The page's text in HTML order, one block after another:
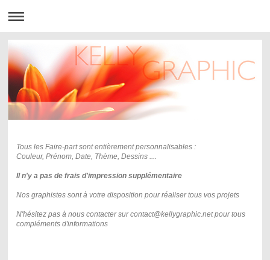
Tous les Faire-part sont entièrement personnalisables :
Couleur, Prénom, Date, Thème, Dessins ....
Il n'y a pas de frais d'impression supplémentaire
Nos graphistes sont à votre disposition pourréaliser tous vos projets
N'hésitez pas à nous contacter sur contact@kellygraphic.net pour tous
compléments d'informations